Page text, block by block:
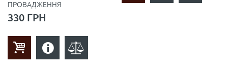
ПРОВАДЖЕННЯ
330 ГРН